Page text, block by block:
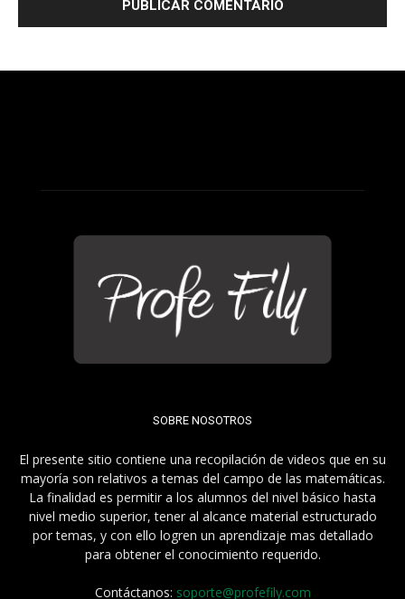
SOBRE NOSOTROS
El presente sitio contiene una recopilación de videos que en su
mayoría son relativos a temas del campo de las matemáticas.
La finalidad es permitir a los alumnos del nivel básico hasta
nivel medio superior, tener al alcance material estructurado
por temas, y con ello logren un aprendizaje mas detallado
para obtener el conocimiento requerido.
Contáctanos: soporte@profefily.com